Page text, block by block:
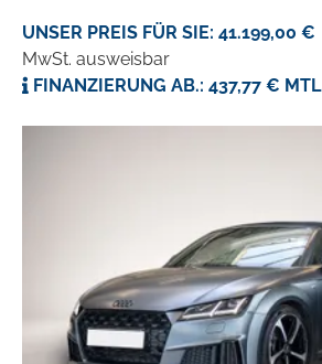
UNSER PREIS FÜR SIE: 41.199,00 €
MwSt. ausweisbar
FINANZIERUNG AB.: 437,77 €